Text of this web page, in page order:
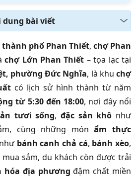
dung bài viết
phố Phan Thiết, chợ Phan
chợ Lớn Phan Thiết – tọa lạc tại
phường Đức Nghĩa, là khuchợ
có lịch sử hình thành từ năm
từ 5:30 đến 18:00, nơi đây nổi
tươi sống,đặc sản khô như
cùng những mónẩm thực
bánh canh chả cá, bánh xèo,
mua sắm, du khách còn được trải
hóa địa phương đậm chất miền